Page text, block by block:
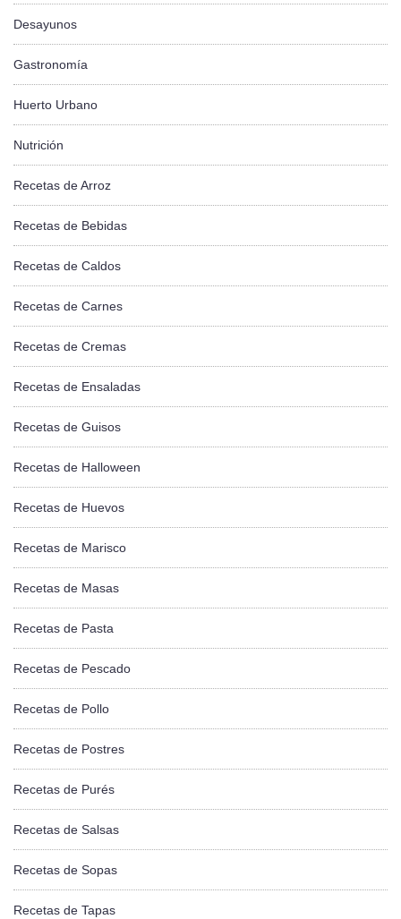
Desayunos
Gastronomía
Huerto Urbano
Nutrición
Recetas de Arroz
Recetas de Bebidas
Recetas de Caldos
Recetas de Carnes
Recetas de Cremas
Recetas de Ensaladas
Recetas de Guisos
Recetas de Halloween
Recetas de Huevos
Recetas de Marisco
Recetas de Masas
Recetas de Pasta
Recetas de Pescado
Recetas de Pollo
Recetas de Postres
Recetas de Purés
Recetas de Salsas
Recetas de Sopas
Recetas de Tapas